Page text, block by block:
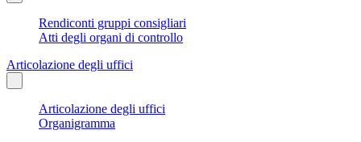
Rendiconti gruppi consigliari
Atti degli organi di controllo
Articolazione degli uffici
Articolazione degli uffici
Organigramma